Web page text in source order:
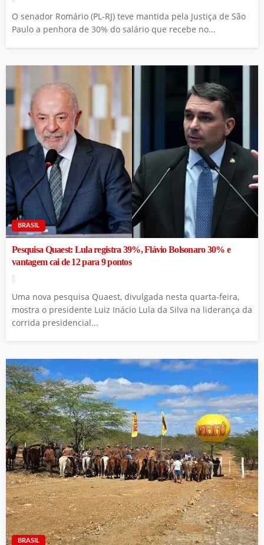
O senador Romário (PL-RJ) teve mantida pela Justiça de São
Paulo a penhora de 30% do salário que recebe no...
BRASIL
Pesquisa Quaest: Lula registra 39%, Flávio Bolsonaro 30% e
vantagem cai de 12 para 9 pontos
Uma nova pesquisa Quaest, divulgada nesta quarta-feira,
mostra o presidente Luiz Inácio Lula da Silva na liderança da
corrida presidencial...
BRASIL